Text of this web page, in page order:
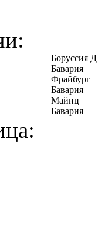
Боруссия Д
Бавария
Фрайбург
Бавария
Майнц
Бавария